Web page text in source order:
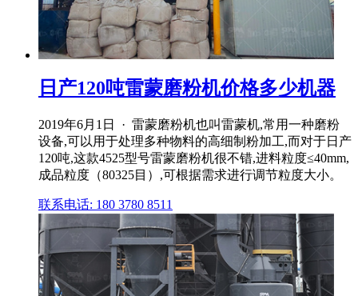
日产120吨雷蒙磨粉机价格多少机器
2019年6月1日 · 雷蒙磨粉机也叫雷蒙机,常用一种磨粉
设备,可以用于处理多种物料的高细制粉加工,而对于日产
120吨,这款4525型号雷蒙磨粉机很不错,进料粒度≤40mm,
成品粒度（80325目）,可根据需求进行调节粒度大小。
联系电话: 180 3780 8511